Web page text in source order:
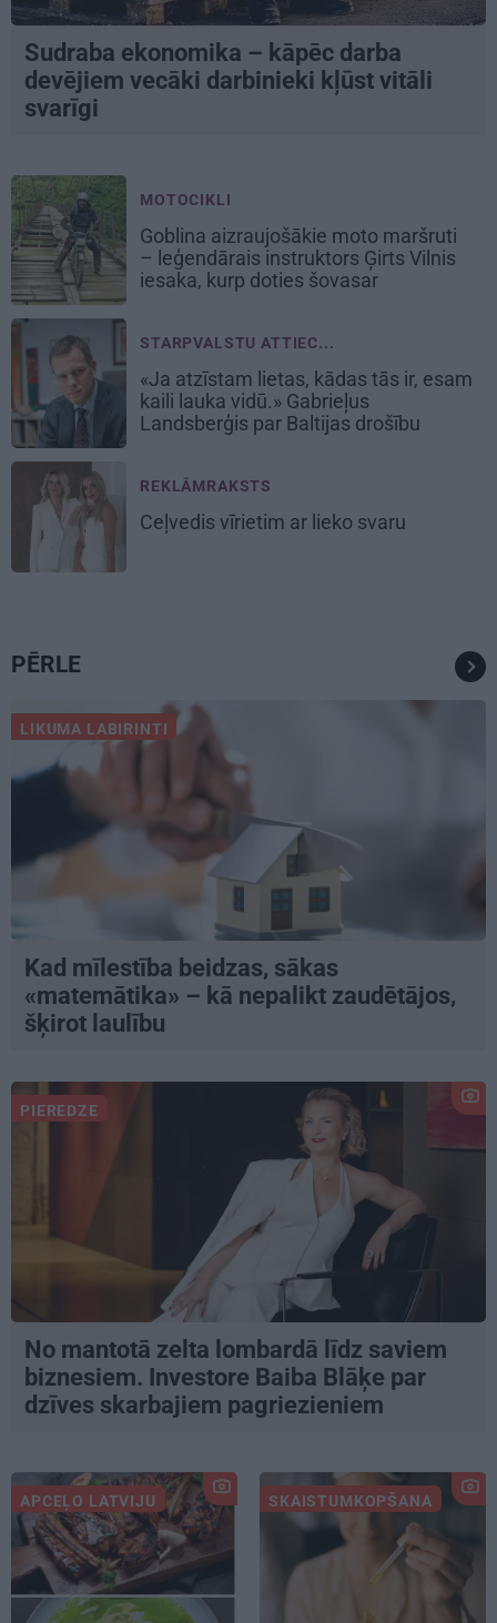
Sudraba ekonomika – kāpēc darba
devējiem vecāki darbinieki kļūst vitāli
svarīgi
MOTOCIKLI
Goblina aizraujošākie moto maršruti
– leģendārais instruktors Ģirts Vilnis
iesaka, kurp doties šovasar
STARPVALSTU ATTIEC...
«Ja atzīstam lietas, kādas tās ir, esam
kaili lauka vidū.» Gabrieļus
Landsberģis par Baltijas drošību
REKLĀMRAKSTS
Ceļvedis vīrietim ar lieko svaru
PĒRLE
LIKUMA LABIRINTI
Kad mīlestība beidzas, sākas
«matemātika» – kā nepalikt zaudētājos,
šķirot laulību
PIEREDZE
No mantotā zelta lombardā līdz saviem
biznesiem. Investore Baiba Blāķe par
dzīves skarbajiem pagriezieniem
APCEĻO LATVIJU SKAISTUMKOPŠANA